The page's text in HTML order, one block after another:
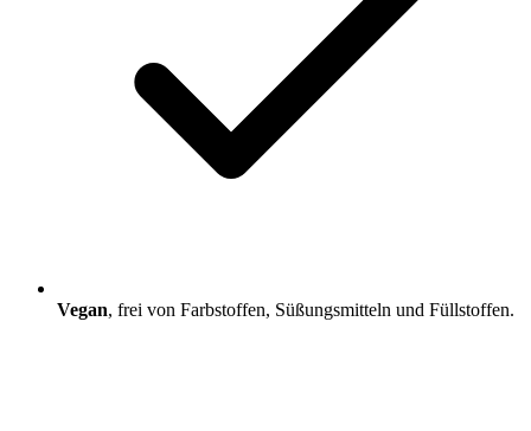
Vegan, frei von Farbstoffen, Süßungsmitteln und Füllstoffen.